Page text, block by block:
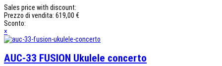
Sales price with discount:
Prezzo di vendita: 619,00 €
Sconto:
×
AUC-33 FUSION Ukulele concerto